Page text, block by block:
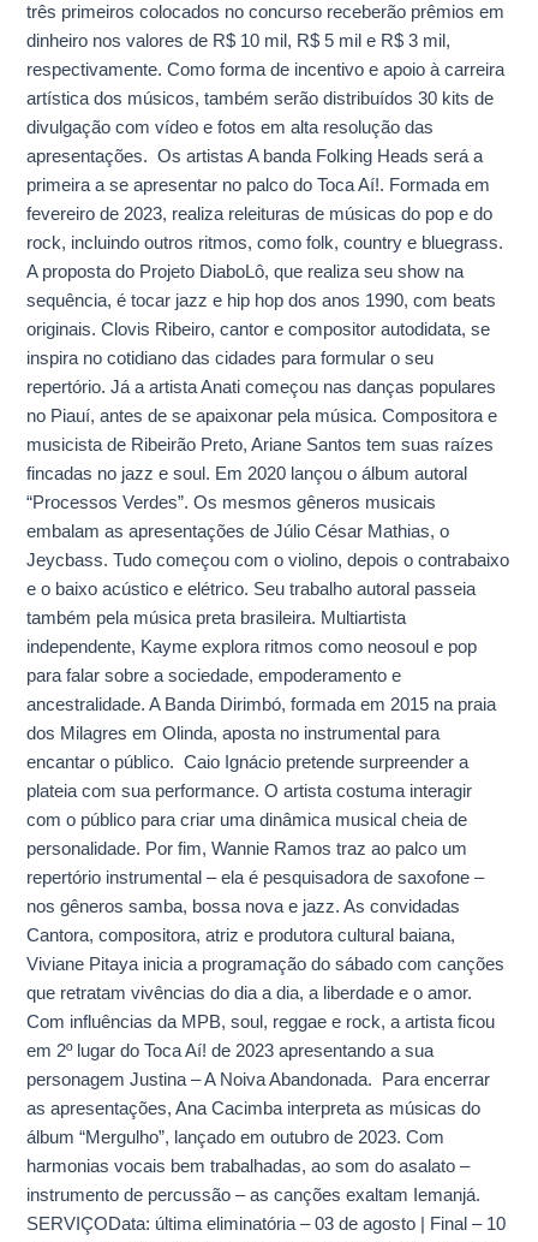
três primeiros colocados no concurso receberão prêmios em
dinheiro nos valores de R$ 10 mil, R$ 5 mil e R$ 3 mil,
respectivamente. Como forma de incentivo e apoio à carreira
artística dos músicos, também serão distribuídos 30 kits de
divulgação com vídeo e fotos em alta resolução das
apresentações. Os artistas A banda Folking Heads será a
primeira a se apresentar no palco do Toca Aí!. Formada em
fevereiro de 2023, realiza releituras de músicas do pop e do
rock, incluindo outros ritmos, como folk, country e bluegrass.
A proposta do Projeto DiaboLô, que realiza seu show na
sequência, é tocar jazz e hip hop dos anos 1990, com beats
originais. Clovis Ribeiro, cantor e compositor autodidata, se
inspira no cotidiano das cidades para formular o seu
repertório. Já a artista Anati começou nas danças populares
no Piauí, antes de se apaixonar pela música. Compositora e
musicista de Ribeirão Preto, Ariane Santos tem suas raízes
fincadas no jazz e soul. Em 2020 lançou o álbum autoral
“Processos Verdes”. Os mesmos gêneros musicais
embalam as apresentações de Júlio César Mathias, o
Jeycbass. Tudo começou com o violino, depois o contrabaixo
e o baixo acústico e elétrico. Seu trabalho autoral passeia
também pela música preta brasileira. Multiartista
independente, Kayme explora ritmos como neosoul e pop
para falar sobre a sociedade, empoderamento e
ancestralidade. A Banda Dirimbó, formada em 2015 na praia
dos Milagres em Olinda, aposta no instrumental para
encantar o público. Caio Ignácio pretende surpreender a
plateia com sua performance. O artista costuma interagir
com o público para criar uma dinâmica musical cheia de
personalidade. Por fim, Wannie Ramos traz ao palco um
repertório instrumental – ela é pesquisadora de saxofone –
nos gêneros samba, bossa nova e jazz. As convidadas
Cantora, compositora, atriz e produtora cultural baiana,
Viviane Pitaya inicia a programação do sábado com canções
que retratam vivências do dia a dia, a liberdade e o amor.
Com influências da MPB, soul, reggae e rock, a artista ficou
em 2º lugar do Toca Aí! de 2023 apresentando a sua
personagem Justina – A Noiva Abandonada. Para encerrar
as apresentações, Ana Cacimba interpreta as músicas do
álbum “Mergulho”, lançado em outubro de 2023. Com
harmonias vocais bem trabalhadas, ao som do asalato –
instrumento de percussão – as canções exaltam Iemanjá.
SERVIÇOData: última eliminatória – 03 de agosto | Final – 10